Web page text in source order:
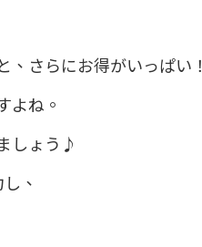
さらにお得がいっぱい！
よね。
しょう ♪
、